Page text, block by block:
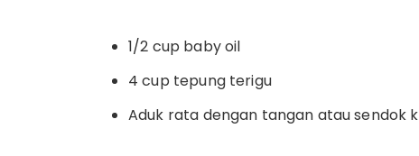
1/2 cup baby oil
4 cup tepung terigu
Aduk rata dengan tangan atau sendok